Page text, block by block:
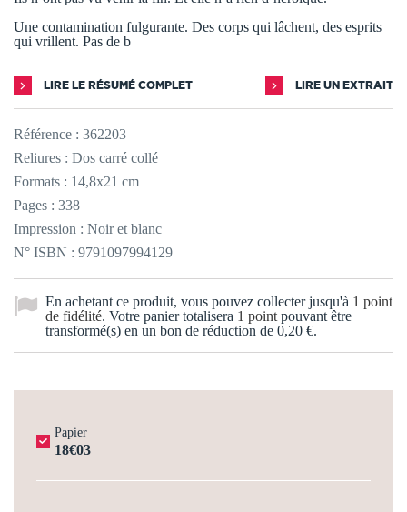
Une contamination fulgurante. Des corps qui lâchent, des esprits
qui vrillent. Pas de b
LIRE LE RÉSUMÉ COMPLET LIRE UN EXTRAIT
Référence : 362203
Reliures : Dos carré collé
Formats : 14,8x21 cm
Pages : 338
Impression : Noir et blanc
N° ISBN : 9791097994129
En achetant ce produit, vous pouvez collecter jusqu'à 1 point
de fidélité. Votre panier totalisera 1 point pouvant être
transformé(s) en un bon de réduction de 0,20 €.
Papier
18€03